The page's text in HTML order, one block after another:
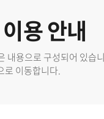
용 안내
내용으로 구성되어 있습
로 이동합니다.